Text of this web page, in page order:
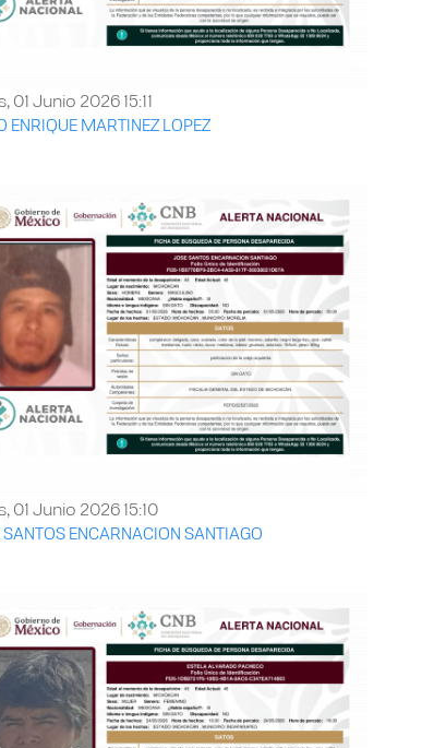
01 Junio 2026 15:11
ENRIQUE MARTINEZ LOPEZ
01 Junio 2026 15:10
ENCARNACION SANTIAGO